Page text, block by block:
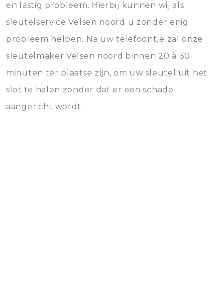
en lastig probleem. Hierbij kunnen wij als
sleutelservice Velsen noord u zonder enig
probleem helpen. Na uw telefoontje zal onze
sleutelmaker Velsen noord binnen 20 à 30
minuten ter plaatse zijn, om uw sleutel uit het
slot te halen zonder dat er een schade
aangericht wordt.